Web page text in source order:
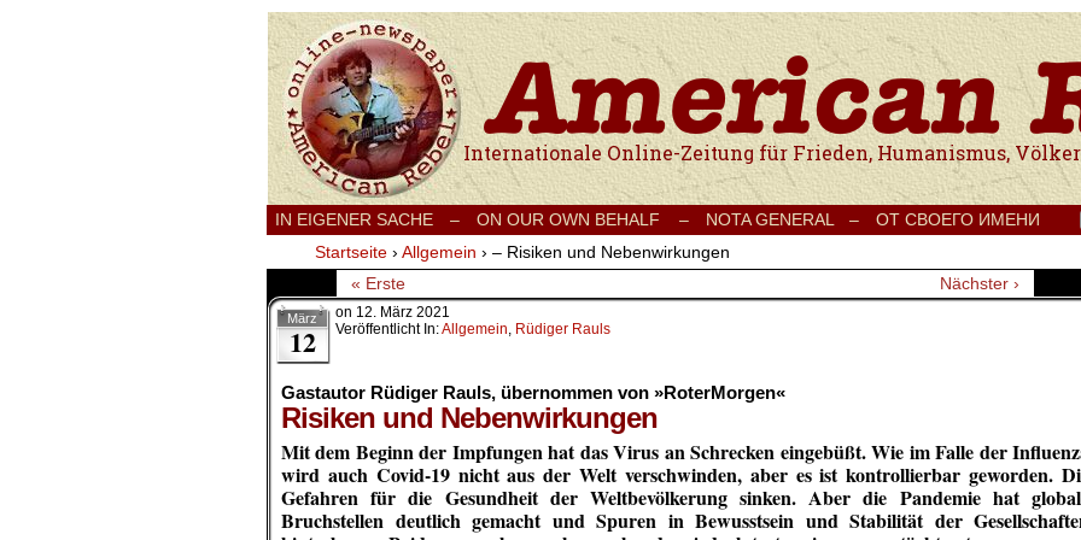
Internationale Onlinezeitung für Frieden, Humanismus, Völkerverständigung und
IN EIGENER SACHE – ON OUR OWN BEHALF – NOTA GENERAL – ОТ СВОЕГО ИМЕНИ
Startseite › Allgemein › – Risiken und Nebenwirkungen
« Erste
Nächster ›
März
12
on 12. März 2021
Veröffentlicht In:Allgemein, Rüdiger Rauls
Gastautor Rüdiger Rauls, übernommen von »RoterMorgen«
Risiken und Nebenwirkungen
Mit dem Beginn der Impfungen hat das Virus an Schrecken eingebüßt. Wie im Falle der
wird auch Covid-19 nicht aus der Welt verschwinden, aber es ist kontrollierbar geworden.
Gefahren für die Gesundheit der Weltbevölkerung sinken. Aber die Pandemie hat
Bruchstellen deutlich gemacht und Spuren in Bewusstsein und Stabilität der